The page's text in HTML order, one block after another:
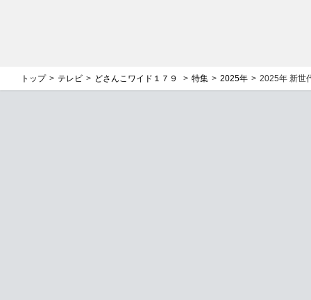
トップ テレビ どさんこワイド１７９ 特集 2025年 2025年 新世